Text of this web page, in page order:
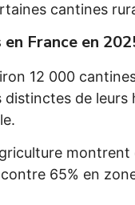
cantines
France en
12 000
de
65% en